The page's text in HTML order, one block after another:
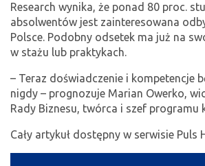
Research wynika, że ponad 80 proc.
absolwentów jest zainteresowana
Polsce. Podobny odsetek ma już na
w stażu lub praktykach.
– Teraz doświadczenie i kompetencje
nigdy – prognozuje Marian Owerko,
Rady Biznesu, twórca i szef programu
Cały artykuł dostępny w serwisie Puls